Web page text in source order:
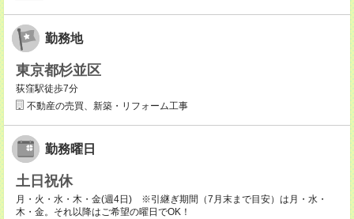
勤務地
東京都杉並区
荻窪駅徒歩7分
不動産の売買、新築・リフォーム工事
勤務曜日
土日祝休
月・火・水・木・金(週4日) ※引継ぎ期間（7月末まで目安）は月・水・
木・金。それ以降はご希望の曜日でOK！